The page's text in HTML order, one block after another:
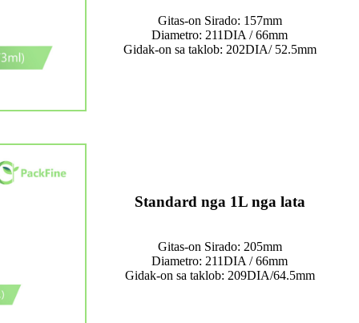
Gitas-on Sirado: 157mm
Diametro: 211DIA / 66mm
Gidak-on sa taklob: 202DIA/ 52.5mm
Standard nga 1L nga lata
Gitas-on Sirado: 205mm
Diametro: 211DIA / 66mm
Gidak-on sa taklob: 209DIA/64.5mm